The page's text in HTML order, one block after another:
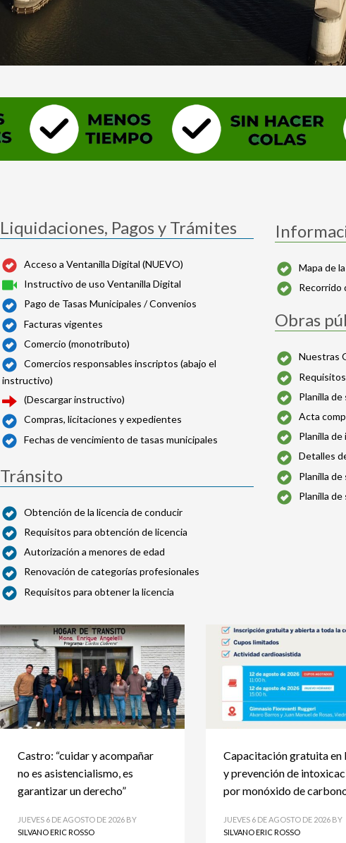
Liquidaciones, Pagos y Trámites
Acceso a Ventanilla Digital (NUEVO)
Instructivo de uso Ventanilla Digital
Pago de Tasas Municipales / Convenios
Facturas vigentes
Comercio (monotributo)
Comercios responsables inscriptos (abajo el
instructivo)
(Descargar instructivo)
Compras, licitaciones y expedientes
Fechas de vencimiento de tasas municipales
Tránsito
Obtención de la licencia de conducir
Requisitos para obtención de licencia
Autorización a menores de edad
Renovación de categorías profesionales
Requisitos para obtener la licencia
Mapa de
Recorrido
Obras
Nuestras
Planilla
Acta
Planilla
Detalles
Planilla
Planilla
Castro: “cuidar y acompañar
no es asistencialismo, es
garantizar un derecho”
JUEVES 6 DE AGOSTO DE 2026 BY
SILVANO ERIC ROSSO
Capacitación gratuita en
y prevención de
por monóxido de
JUEVES 6 DE AGOSTO DE 2026 BY
SILVANO ERIC ROSSO